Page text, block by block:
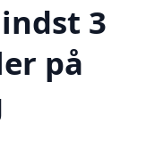
3
på